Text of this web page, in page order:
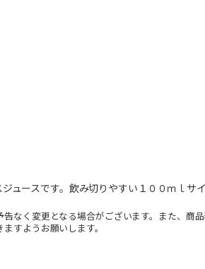
ースです。飲み切りやすい１００ｍｌサイ
なく変更となる場合がございます。また、商
すようお願いします。